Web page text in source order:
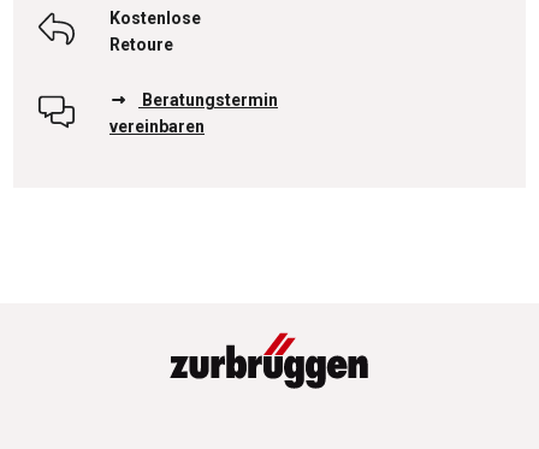
Kostenlose
Retoure
Beratungstermin
vereinbaren